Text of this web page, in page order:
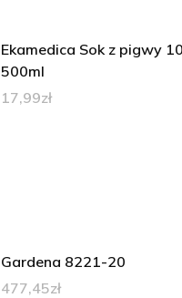
Ekamedica Sok z pigwy
500ml
17,99zł
Gardena 8221-20
477,45zł